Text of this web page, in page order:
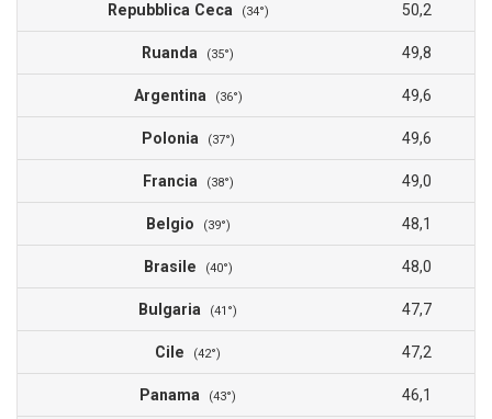
Repubblica Ceca (34°) 50,2
Ruanda (35°) 49,8
Argentina (36°) 49,6
Polonia (37°) 49,6
Francia (38°) 49,0
Belgio (39°) 48,1
Brasile (40°) 48,0
Bulgaria (41°) 47,7
Cile (42°) 47,2
Panama (43°) 46,1